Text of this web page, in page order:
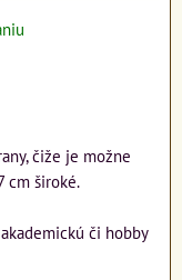
čiže je možne
cm široké.
či hobby